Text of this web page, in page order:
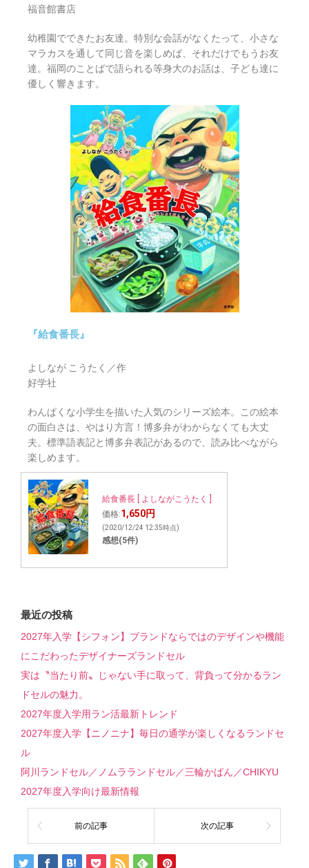
福音館書店
幼稚園でできたお友達。特別な会話がなくたって、小さな
マラカスを通して同じ音を楽しめば、それだけでもうお友
達。福岡のことばで語られる等身大のお話は、子ども達に
優しく響きます。
『給食番長』
よしなが こうたく／作
好学社
わんぱくな小学生を描いた人気のシリーズ絵本。この絵本
の面白さは、やはり方言！博多弁がわからなくても大丈
夫。標準語表記と博多弁表記があるので、読み比べながら
楽しめます。
給食番長 [ よしながこうたく ]
価格:1,650円
(2020/12/24 12:35時点)
感想(5件)
最近の投稿
2027年入学【シフォン】ブランドならではのデザインや機能
にこだわったデザイナーズランドセル
実は〝当たり前〟じゃない手に取って、背負って分かるラン
ドセルの魅力。
2027年度入学用ラン活最新トレンド
2027年度入学【ニノニナ】毎日の通学が楽しくなるランドセ
ル
阿川ランドセル／ノムラランドセル／三輪かばん／CHIKYU
2027年度入学向け最新情報
前の記事 次の記事